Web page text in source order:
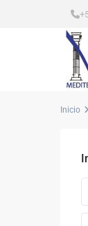
Inicio